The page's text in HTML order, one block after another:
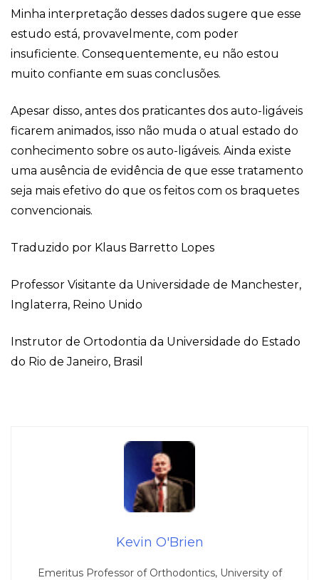
Minha interpretação desses dados sugere que esse
estudo está, provavelmente, com poder
insuficiente. Consequentemente, eu não estou
muito confiante em suas conclusões.
Apesar disso, antes dos praticantes dos auto-ligáveis
ficarem animados, isso não muda o atual estado do
conhecimento sobre os auto-ligáveis. Ainda existe
uma ausência de evidência de que esse tratamento
seja mais efetivo do que os feitos com os braquetes
convencionais.
Traduzido por Klaus Barretto Lopes
Professor Visitante da Universidade de Manchester,
Inglaterra, Reino Unido
Instrutor de Ortodontia da Universidade do Estado
do Rio de Janeiro, Brasil
Kevin O'Brien
Emeritus Professor of Orthodontics, University of